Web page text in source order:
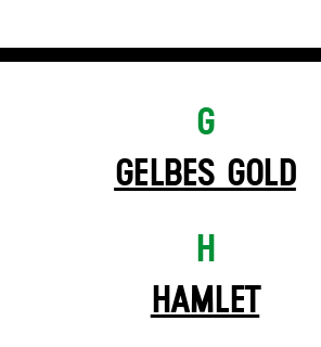
G
GELBES GOLD
H
HAMLET